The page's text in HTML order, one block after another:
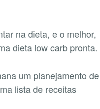
na dieta, e o melhor,
dieta low carb pronta.
um planejamento de
lista de receitas